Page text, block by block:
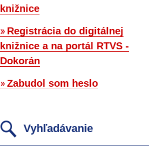
knižnice
Registrácia do digitálnej
knižnice a na portál RTVS -
Dokorán
Zabudol som heslo
Vyhľadávanie